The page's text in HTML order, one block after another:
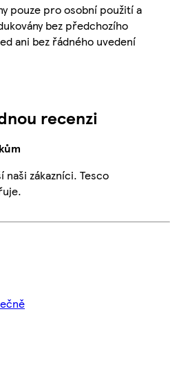
pouze pro osobní použití a
bez předchozího
ani bez řádného uvedení
recenzi
naši zákazníci. Tesco